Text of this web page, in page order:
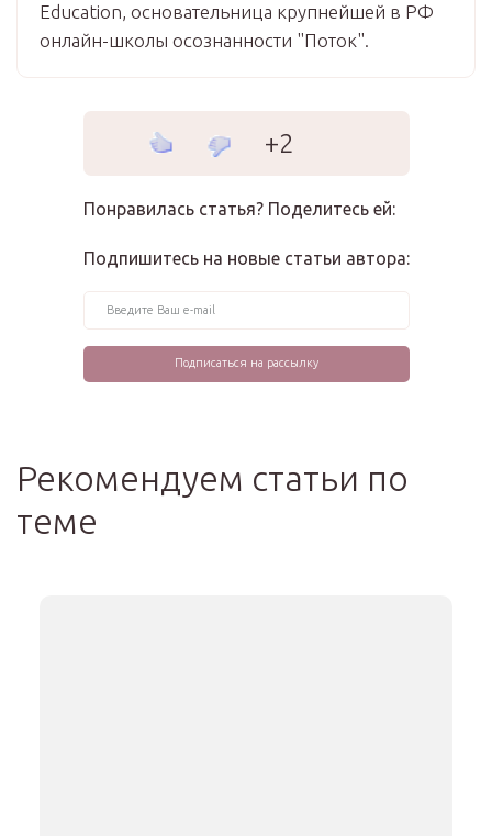
Education, основательница крупнейшей в РФ
онлайн-школы осознанности "Поток".
+2
Понравилась статья? Поделитесь ей:
Подпишитесь на новые статьи автора:
Рекомендуем статьи по
теме